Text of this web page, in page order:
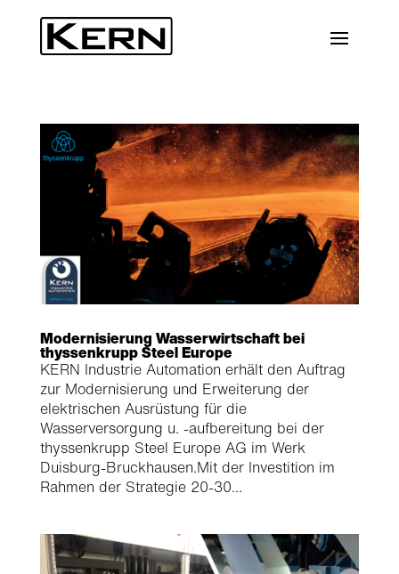
Modernisierung Wasserwirtschaft bei
thyssenkrupp Steel Europe
KERN Industrie Automation erhält den Auftrag
zur Modernisierung und Erweiterung der
elektrischen Ausrüstung für die
Wasserversorgung u. -aufbereitung bei der
thyssenkrupp Steel Europe AG im Werk
Duisburg-Bruckhausen.Mit der Investition im
Rahmen der Strategie 20-30...